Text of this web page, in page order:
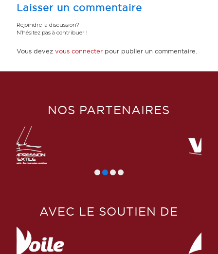
Laisser un commentaire
Rejoindre la discussion?
N’hésitez pas à contribuer !
Vous devez vous connecterpour publier un commentaire.
NOS PARTENAIRES
AVEC LE SOUTIEN DE